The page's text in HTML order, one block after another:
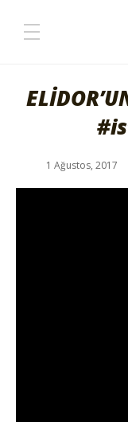
1 Ağustos, 2017